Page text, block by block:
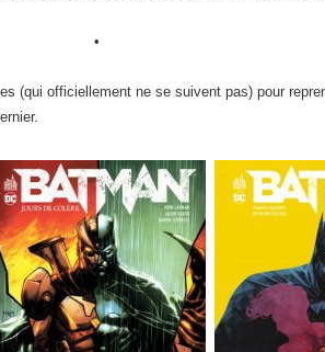
•
(qui officiellement ne se suivent pas) pour